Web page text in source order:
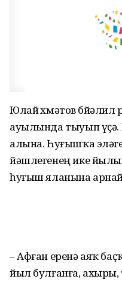
Юлай Әхмәтов
ауылында тыуып үҫә.
алына. Һуғышҡа
йәшлегенең ике
һуғыш яланына
– Афған еренә аяҡ
йыл булғанға,